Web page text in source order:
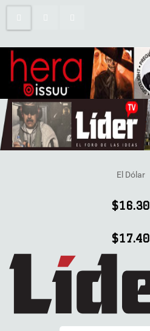
El Dólar
$16.30
$17.40